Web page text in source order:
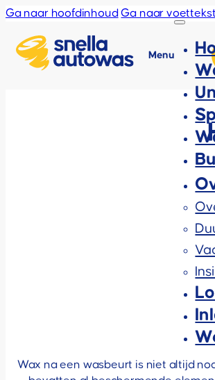
Ga naar hoofdinhoud Ga naar voettekst
Menu
Wax na een wasbeurt is niet altijd